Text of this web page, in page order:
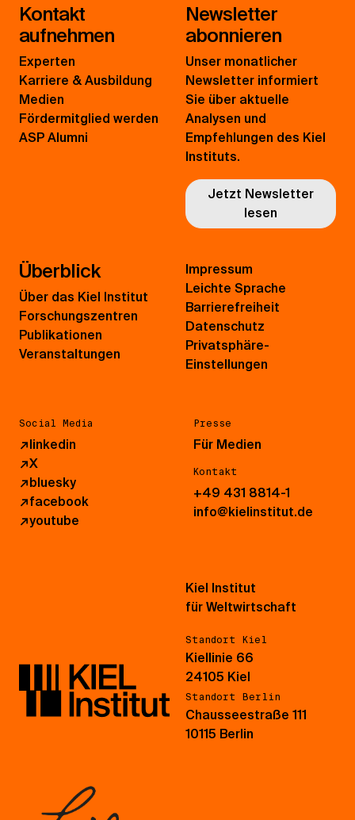
Kontakt
aufnehmen
Experten
Karriere & Ausbildung
Medien
Fördermitglied werden
ASP Alumni
Newsletter
abonnieren
Unser monatlicher
Newsletter informiert
Sie über aktuelle
Analysen und
Empfehlungen des Kiel
Instituts.
Jetzt Newsletter
lesen
Überblick
Über das Kiel Institut
Forschungszentren
Publikationen
Veranstaltungen
Social Media
↗linkedin
↗X
↗bluesky
↗facebook
↗youtube
Presse
Für Medien
Kontakt
+49 431 8814-1
info@kielinstitut.de
Impressum
Leichte Sprache
Barrierefreiheit
Datenschutz
Privatsphäre-
Einstellungen
Kiel Institut
für Weltwirtschaft
Standort Kiel
Kiellinie 66
24105 Kiel
Standort Berlin
Chausseestraße 111
10115 Berlin